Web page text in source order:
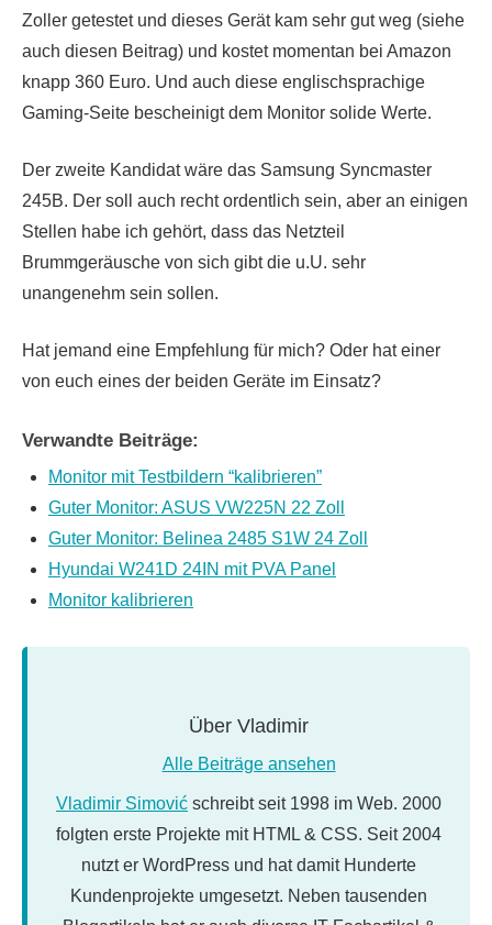
Zoller getestet und dieses Gerät kam sehr gut weg (siehe
auch diesen Beitrag) und kostet momentan bei Amazon
knapp 360 Euro. Und auch diese englischsprachige
Gaming-Seite bescheinigt dem Monitor solide Werte.
Der zweite Kandidat wäre das Samsung Syncmaster
245B. Der soll auch recht ordentlich sein, aber an einigen
Stellen habe ich gehört, dass das Netzteil
Brummgeräusche von sich gibt die u.U. sehr
unangenehm sein sollen.
Hat jemand eine Empfehlung für mich? Oder hat einer
von euch eines der beiden Geräte im Einsatz?
Verwandte Beiträge:
Monitor mit Testbildern “kalibrieren”
Guter Monitor: ASUS VW225N 22 Zoll
Guter Monitor: Belinea 2485 S1W 24 Zoll
Hyundai W241D 24IN mit PVA Panel
Monitor kalibrieren
Über Vladimir
Alle Beiträge ansehen
Vladimir Simović schreibt seit 1998 im Web. 2000
folgten erste Projekte mit HTML & CSS. Seit 2004
nutzt er WordPress und hat damit Hunderte
Kundenprojekte umgesetzt. Neben tausenden